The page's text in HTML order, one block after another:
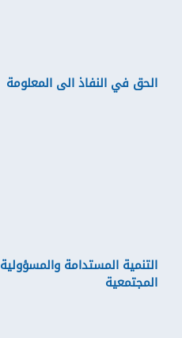
الحق في النفاذ الى المعلومة
التنمية المستدامة والمسؤولية
المجتمعية